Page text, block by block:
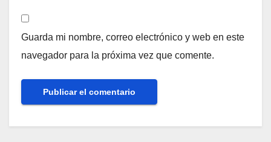
Guarda mi nombre, correo electrónico y web en este
navegador para la próxima vez que comente.